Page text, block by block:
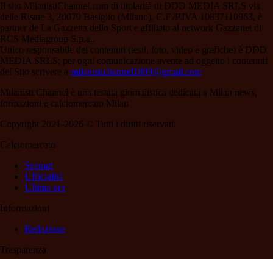
Il sito MilanistiChannel.com di titolarità di DDD MEDIA SRLS via
delle Risaie 3, 20079 Basiglio (Milano), C.F./P.IVA 10837110963, è
partner de La Gazzetta dello Sport e affiliato al network Gazzanet di
RCS Mediagroup S.p.a..
Unico responsabile dei contenuti (testi, foto, video e grafiche) è DDD
MEDIA SRLS; per ogni comunicazione avente ad oggetto i contenuti
del Sito scrivere a milanistichannel1899@gmail.com
Milanisti Channel è una testata giornalistica dedicata a Milan news,
formazioni e calciomercato Milan
Copyright 2021-2026 © Tutti i diritti riservati.
Calciomercato
Scenari
Ufficialità
Ultima ora
Informazioni
Redazione
Trasparenza